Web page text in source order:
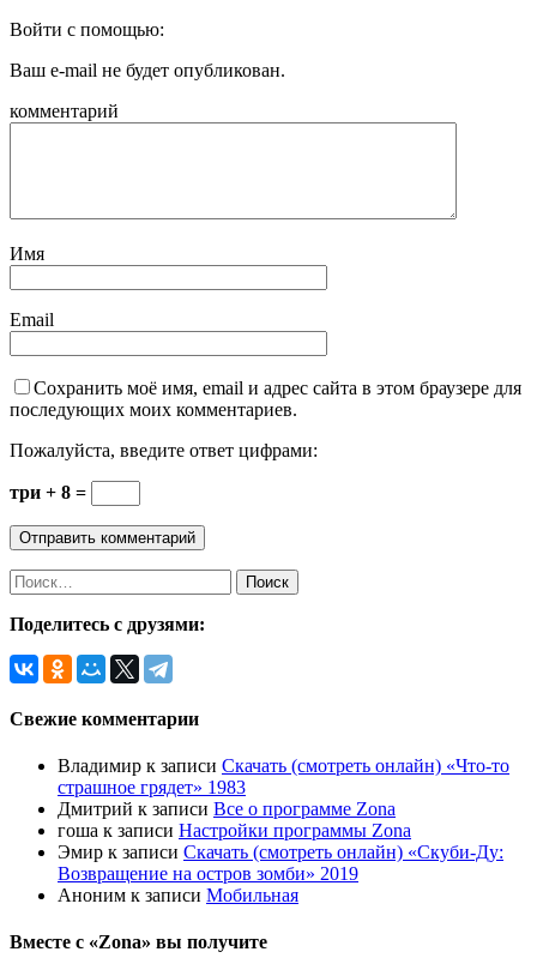
Войти с помощью:
Ваш e-mail не будет опубликован.
комментарий
Имя
Email
Сохранить моё имя, email и адрес сайта в этом браузере для
последующих моих комментариев.
Пожалуйста, введите ответ цифрами:
три + 8 =
Поделитесь с друзями:
Свежие комментарии
Владимир к записи Скачать (смотреть онлайн) «Что-то
страшное грядет» 1983
Дмитрий к записи Все о программе Zona
гоша к записи Настройки программы Zona
Эмир к записи Скачать (смотреть онлайн) «Скуби-Ду:
Возвращение на остров зомби» 2019
Аноним к записи Мобильная
Вместе с «Zona» вы получите